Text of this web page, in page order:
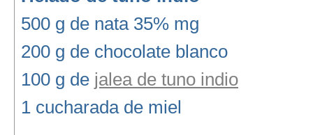
500 g de nata 35% mg
200 g de chocolate blanco
100 g de jalea de tuno indio
1 cucharada de miel